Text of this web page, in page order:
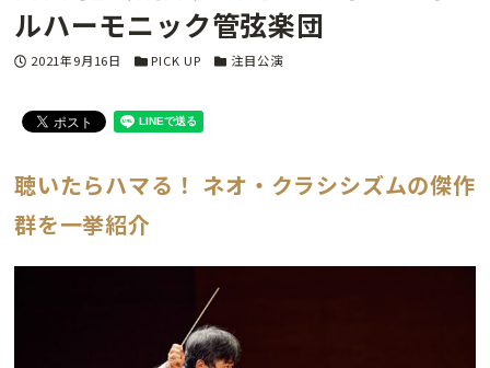
ルハーモニック管弦楽団
投稿日
2021年9月16日 カテゴリー
PICK UP カテゴリー
注目公演
聴いたらハマる！ ネオ・クラシシズムの傑作
群を一挙紹介